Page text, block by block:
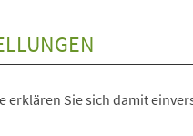
erklären Sie sich damit